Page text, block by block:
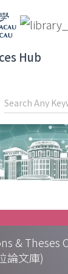
Hub
& Theses
論文庫)